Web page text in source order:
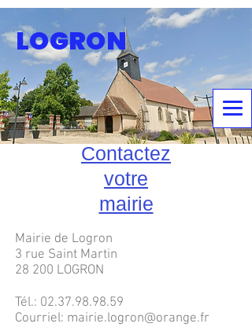
LOGRON
Contactez
votre
mairie
Mairie de Logron
3 rue Saint Martin
28 200 LOGRON
Tél.: 02.37.98.98.59
Courriel: mairie.logron@orange.fr